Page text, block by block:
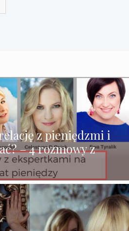
z pieniędzmi i
– 4 rozmowy z